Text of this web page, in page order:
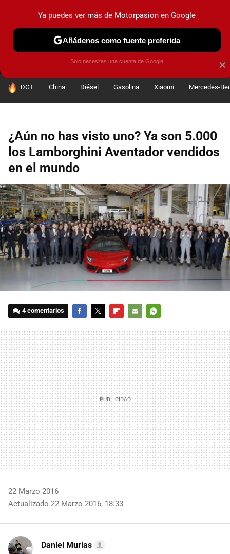
MENÚ NUEVO
COCHES ELÉCTRICOS OBSERVATORIO
HOY SE HABLA DE
DGT China Diésel Gasolina Xiaomi Mercedes-
¿Aún no has visto uno? Ya son 5.000
los Lamborghini Aventador vendidos
en el mundo
4 comentarios
MAIL
22 Marzo 2016
Actualizado 22 Marzo 2016, 18:33
Daniel Murias
×
Ya puedes ver más de Motorpasion en Google
Añádenos como fuente preferida
Solo necesitas una cuenta de Google